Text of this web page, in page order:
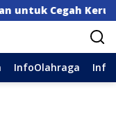
Kerugian Daerah
InfoOlahraga